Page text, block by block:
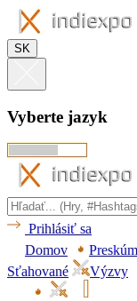
SK
Vyberte jazyk
Prihlásiť sa
Domov
Sťahované
Výzvy